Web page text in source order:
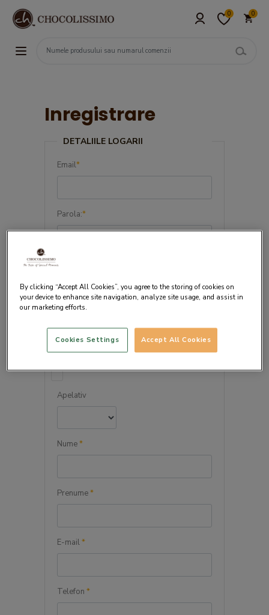
0 0
Inregistrare
DETALIILE LOGARII
Email*
Parola:*
Confirma parola:
DETALIILE PERSONALE
Apelativ
Nume*
Prenume*
E-mail*
Telefon *
By clicking “Accept All Cookies”, you agree to the storing of cookies on
your device to enhance site navigation, analyze site usage, and assist in
our marketing efforts.
Accept All Cookies
Cookies Settings